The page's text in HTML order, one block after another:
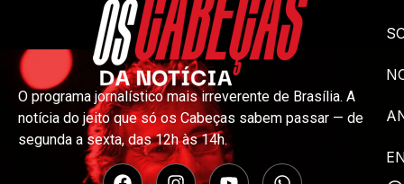
O programa jornalístico mais irreverente de Brasília. A
notícia do jeito que só os Cabeças sabem passar — de
segunda a sexta, das 12h às 14h.